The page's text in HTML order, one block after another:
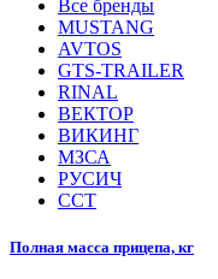
Все бренды
MUSTANG
AVTOS
GTS-TRAILER
RINAL
ВЕКТОР
ВИКИНГ
МЗСА
РУСИЧ
ССТ
Полная масса прицепа, кг